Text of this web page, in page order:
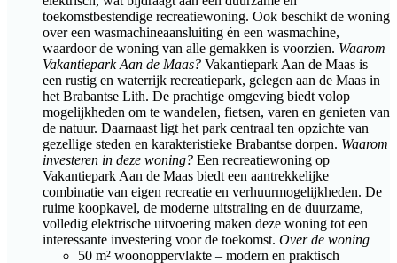
toekomstbestendige recreatiewoning. Ook beschikt de woning
over een wasmachineaansluiting én een wasmachine,
waardoor de woning van alle gemakken is voorzien. Waarom
Vakantiepark Aan de Maas? Vakantiepark Aan de Maas is
een rustig en waterrijk recreatiepark, gelegen aan de Maas in
het Brabantse Lith. De prachtige omgeving biedt volop
mogelijkheden om te wandelen, fietsen, varen en genieten van
de natuur. Daarnaast ligt het park centraal ten opzichte van
gezellige steden en karakteristieke Brabantse dorpen. Waarom
investeren in deze woning? Een recreatiewoning op
Vakantiepark Aan de Maas biedt een aantrekkelijke
combinatie van eigen recreatie en verhuurmogelijkheden. De
ruime koopkavel, de moderne uitstraling en de duurzame,
volledig elektrische uitvoering maken deze woning tot een
interessante investering voor de toekomst. Over de woning
50 m² woonoppervlakte – modern en praktisch